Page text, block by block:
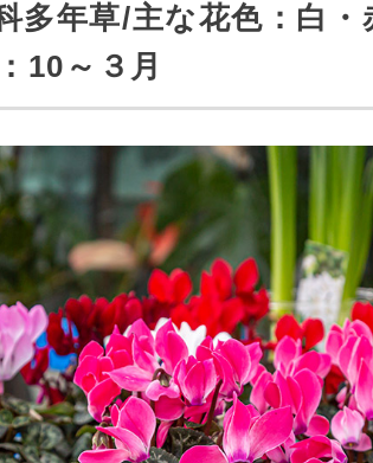
多年草/主な花色：白・
10～３月